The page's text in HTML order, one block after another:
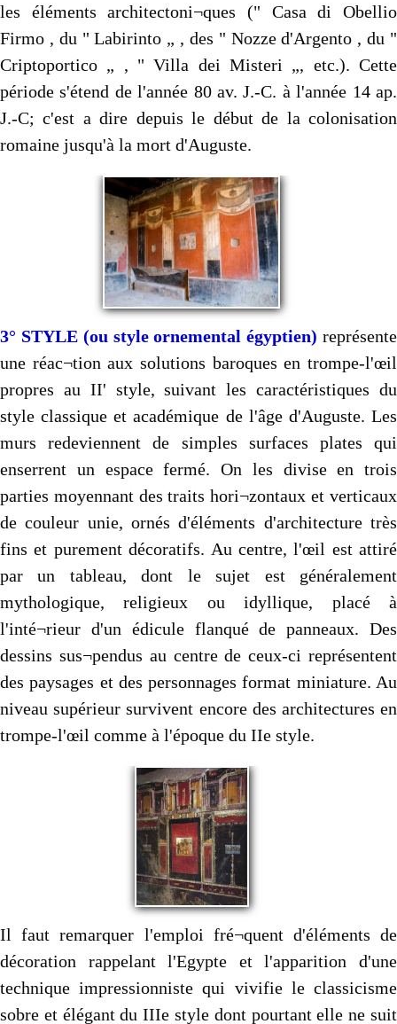
les éléments architectoni¬ques (" Casa di Obellio
Firmo , du " Labirinto „ , des " Nozze d'Argento , du "
Criptoportico „ , " Villa dei Misteri „, etc.). Cette
période s'étend de l'année 80 av. J.-C. à l'année 14 ap.
J.-C; c'est a dire depuis le début de la colonisation
romaine jusqu'à la mort d'Auguste.
3° STYLE (ou style ornemental égyptien) représente
une réac¬tion aux solutions baroques en trompe-l'œil
propres au II' style, suivant les caractéristiques du
style classique et académique de l'âge d'Auguste. Les
murs redeviennent de simples surfaces plates qui
enserrent un espace fermé. On les divise en trois
parties moyennant des traits hori¬zontaux et verticaux
de couleur unie, ornés d'éléments d'architecture très
fins et purement décoratifs. Au centre, l'œil est attiré
par un tableau, dont le sujet est généralement
mythologique, religieux ou idyllique, placé à
l'inté¬rieur d'un édicule flanqué de panneaux. Des
dessins sus¬pendus au centre de ceux-ci représentent
des paysages et des personnages format miniature. Au
niveau supérieur survivent encore des architectures en
trompe-l'œil comme à l'époque du IIe style.
Il faut remarquer l'emploi fré¬quent d'éléments de
décoration rappelant l'Egypte et l'apparition d'une
technique impressionniste qui vivifie le classicisme
sobre et élégant du IIIe style dont pourtant elle ne suit